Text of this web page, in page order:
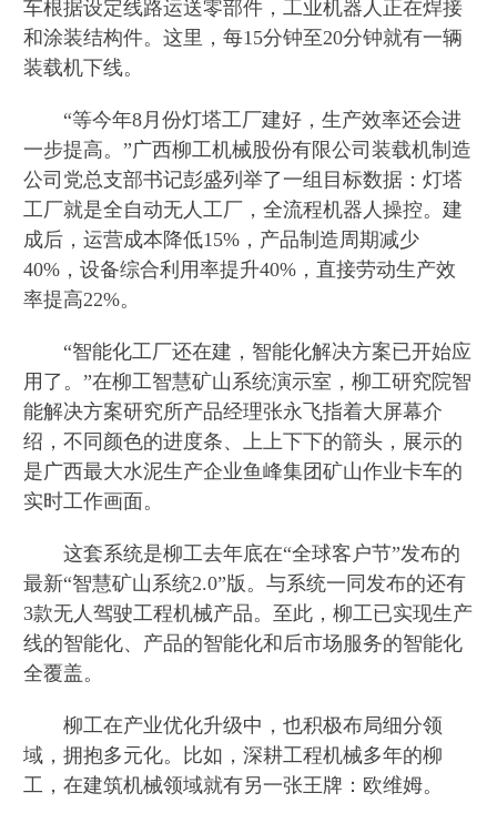
车根据设定线路运送零部件，工业机器人正在焊接
和涂装结构件。这里，每15分钟至20分钟就有一辆
装载机下线。
“等今年8月份灯塔工厂建好，生产效率还会进
一步提高。”广西柳工机械股份有限公司装载机制造
公司党总支部书记彭盛列举了一组目标数据：灯塔
工厂就是全自动无人工厂，全流程机器人操控。建
成后，运营成本降低15%，产品制造周期减少
40%，设备综合利用率提升40%，直接劳动生产效
率提高22%。
“智能化工厂还在建，智能化解决方案已开始应
用了。”在柳工智慧矿山系统演示室，柳工研究院智
能解决方案研究所产品经理张永飞指着大屏幕介
绍，不同颜色的进度条、上上下下的箭头，展示的
是广西最大水泥生产企业鱼峰集团矿山作业卡车的
实时工作画面。
这套系统是柳工去年底在“全球客户节”发布的
最新“智慧矿山系统2.0”版。与系统一同发布的还有
3款无人驾驶工程机械产品。至此，柳工已实现生产
线的智能化、产品的智能化和后市场服务的智能化
全覆盖。
柳工在产业优化升级中，也积极布局细分领
域，拥抱多元化。比如，深耕工程机械多年的柳
工，在建筑机械领域就有另一张王牌：欧维姆。